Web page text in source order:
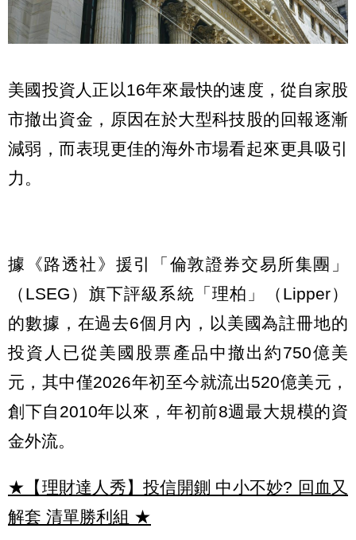
美國投資人正以16年來最快的速度，從自家股
市撤出資金，原因在於大型科技股的回報逐漸
減弱，而表現更佳的海外市場看起來更具吸引
力。
據《路透社》援引「倫敦證券交易所集團」
（LSEG）旗下評級系統「理柏」（Lipper）
的數據，在過去6個月內，以美國為註冊地的
投資人已從美國股票產品中撤出約750億美
元，其中僅2026年初至今就流出520億美元，
創下自2010年以來，年初前8週最大規模的資
金外流。
★【理財達人秀】投信開鍘 中小不妙? 回血又
解套 清單勝利組 ★